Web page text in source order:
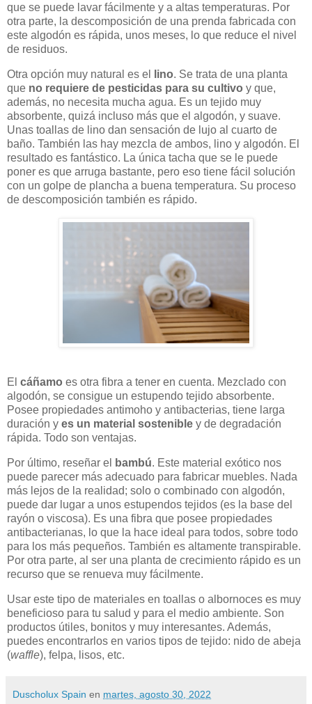
que se puede lavar fácilmente y a altas temperaturas. Por
otra parte, la descomposición de una prenda fabricada con
este algodón es rápida, unos meses, lo que reduce el nivel
de residuos.
Otra opción muy natural es el lino. Se trata de una planta
que no requiere de pesticidas para su cultivo y que,
además, no necesita mucha agua. Es un tejido muy
absorbente, quizá incluso más que el algodón, y suave.
Unas toallas de lino dan sensación de lujo al cuarto de
baño. También las hay mezcla de ambos, lino y algodón. El
resultado es fantástico. La única tacha que se le puede
poner es que arruga bastante, pero eso tiene fácil solución
con un golpe de plancha a buena temperatura. Su proceso
de descomposición también es rápido.
El cáñamo es otra fibra a tener en cuenta. Mezclado con
algodón, se consigue un estupendo tejido absorbente.
Posee propiedades antimoho y antibacterias, tiene larga
duración y es un material sostenible y de degradación
rápida. Todo son ventajas.
Por último, reseñar el bambú. Este material exótico nos
puede parecer más adecuado para fabricar muebles. Nada
más lejos de la realidad; solo o combinado con algodón,
puede dar lugar a unos estupendos tejidos (es la base del
rayón o viscosa). Es una fibra que posee propiedades
antibacterianas, lo que la hace ideal para todos, sobre todo
para los más pequeños. También es altamente transpirable.
Por otra parte, al ser una planta de crecimiento rápido es un
recurso que se renueva muy fácilmente.
Usar este tipo de materiales en toallas o albornoces es muy
beneficioso para tu salud y para el medio ambiente. Son
productos útiles, bonitos y muy interesantes. Además,
puedes encontrarlos en varios tipos de tejido: nido de abeja
(waffle), felpa, lisos, etc.
Duscholux Spain en martes, agosto 30, 2022